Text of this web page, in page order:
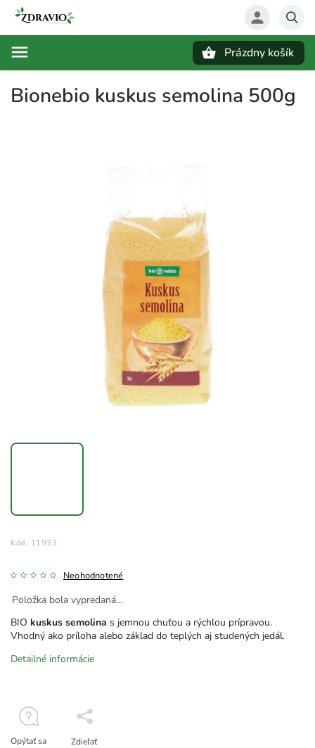
Prázdny košík
Bionebio kuskus semolina 500g
Kód: 11933
Neohodnotené
Položka bola vypredaná…
BIO kuskus semolina s jemnou chuťou a rýchlou prípravou.
Vhodný ako príloha alebo základ do teplých aj studených jedál.
Detailné informácie
Opýtať sa Zdieľať